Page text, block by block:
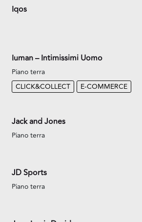
Iqos
Iuman – Intimissimi Uomo
Piano terra
CLICK&COLLECT
E-COMMERCE
Jack and Jones
Piano terra
JD Sports
Piano terra